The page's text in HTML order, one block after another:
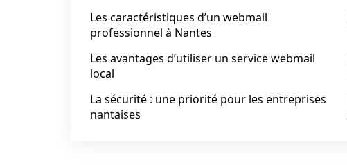
Les caractéristiques d’un webmail
professionnel à Nantes
Les avantages d’utiliser un service webmail
local
La sécurité : une priorité pour les entreprises
nantaises